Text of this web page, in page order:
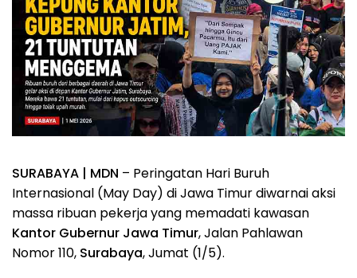
SURABAYA | MDN – Peringatan Hari Buruh
Internasional (May Day) di Jawa Timur diwarnai aksi
massa ribuan pekerja yang memadati kawasan
Kantor Gubernur Jawa Timur, Jalan Pahlawan
Nomor 110, Surabaya, Jumat (1/5).